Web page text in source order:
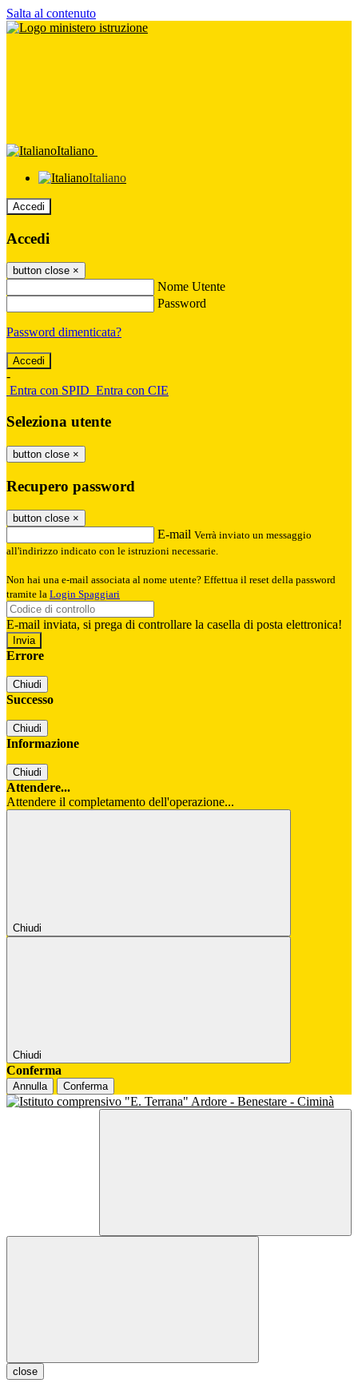
Salta al contenuto
Italiano
Italiano
Accedi
Accedi
button close ×
Nome Utente
Password
Password dimenticata?
-
Entra con SPID Entra con CIE
Seleziona utente
button close ×
Recupero password
button close ×
E-mail Verrà inviato un messaggio
all'indirizzo indicato con le istruzioni necessarie.
Non hai una e-mail associata al nome utente? Effettua il reset della password
tramite la Login Spaggiari
E-mail inviata, si prega di controllare la casella di posta elettronica!
Errore
Chiudi
Successo
Chiudi
Informazione
Chiudi
Attendere...
Attendere il completamento dell'operazione...
Chiudi
Chiudi
Conferma
Annulla Conferma
close